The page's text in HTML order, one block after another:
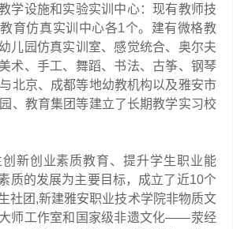
学设施和实验实训中心：现有教师技
育仿真实训中心各1个。建有微格教
儿园仿真实训室、感觉统合、奥尔夫
术、手工、舞蹈、书法、古筝、钢琴
北京、成都等地幼教机构以及雅安市
、教育集团等建立了长期教学实习校
新创业素质教育、提升学生职业能
质的发展为主要目标，成立了近10个
社团,新建雅安职业技术学院非物质文
师工作室和国家级非遗文化——荥经